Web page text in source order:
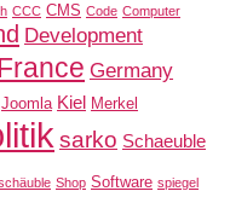
CCC CMS Code Computer
Development
Germany
Joomla Kiel Merkel
sarko Schaeuble
Shop Software spiegel